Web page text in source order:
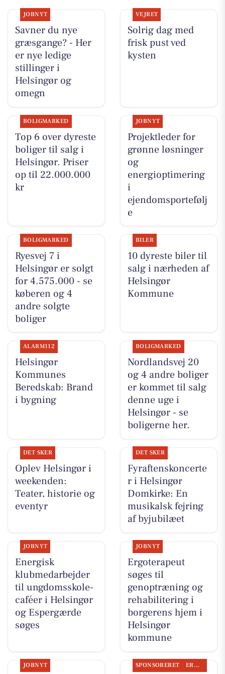
JOBNYT
Savner du nye
græsgange? - Her
er nye ledige
stillinger i
Helsingør og
omegn
VEJRET
Solrig dag med
frisk pust ved
kysten
BOLIGMARKED
Top 6 over dyreste
boliger til salg i
Helsingør. Priser
op til 22.000.000
kr
JOBNYT
Projektleder for
grønne løsninger
og
energioptimering
i
ejendomsportefølj
e
BOLIGMARKED
Ryesvej 7 i
Helsingør er solgt
for 4.575.000 - se
køberen og 4
andre solgte
boliger
BILER
10 dyreste biler til
salg i nærheden af
Helsingør
Kommune
ALARM112
Helsingør
Kommunes
Beredskab: Brand
i bygning
BOLIGMARKED
Nordlandsvej 20
og 4 andre boliger
er kommet til salg
denne uge i
Helsingør - se
boligerne her.
DET SKER
Oplev Helsingør i
weekenden:
Teater, historie og
eventyr
DET SKER
Fyraftenskoncerte
r i Helsingør
Domkirke: En
musikalsk fejring
af byjubilæet
JOBNYT
Energisk
klubmedarbejder
til ungdomsskole-
caféer i Helsingør
og Espergærde
søges
JOBNYT
Ergoterapeut
søges til
genoptræning og
rehabilitering i
borgerens hjem i
Helsingør
kommune
JOBNYT SPONSORERET ERHVERV